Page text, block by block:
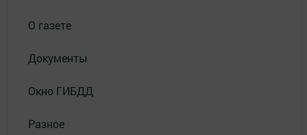
О газете
Документы
Окно ГИБДД
Разное